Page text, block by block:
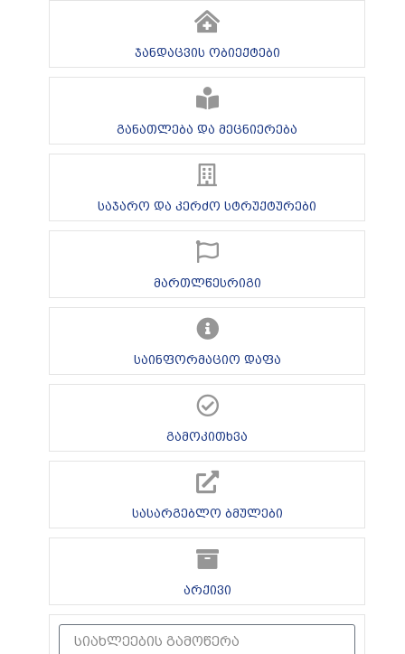
ჯანდაცვის ობიექტები
განათლება და მეცნიერება
საჯარო და კერძო სტრუქტურები
მართლწესრიგი
საინფორმაციო დაფა
გამოკითხვა
სასარგებლო ბმულები
არქივი